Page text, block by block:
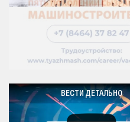
ВЕСТИ ДЕТАЛЬНО